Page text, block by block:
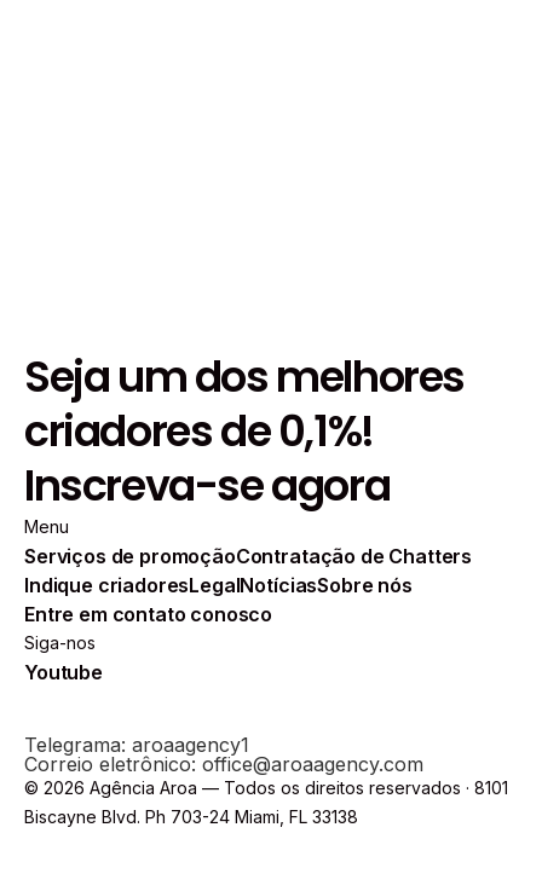
Seja um dos melhores
criadores de 0,1%!
Inscreva-se agora
Menu
Serviços de promoçãoContratação de Chatters
Indique criadoresLegalNotíciasSobre nós
Entre em contato conosco
Siga-nos
Youtube
Telegrama: aroaagency1
© 2026 Agência Aroa — Todos os direitos reservados · 8101
Biscayne Blvd. Ph 703-24 Miami, FL 33138
Correio eletrônico: office@aroaagency.com